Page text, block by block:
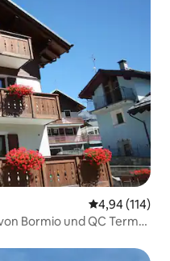
4,94 (114)
Bormio und QC Terme